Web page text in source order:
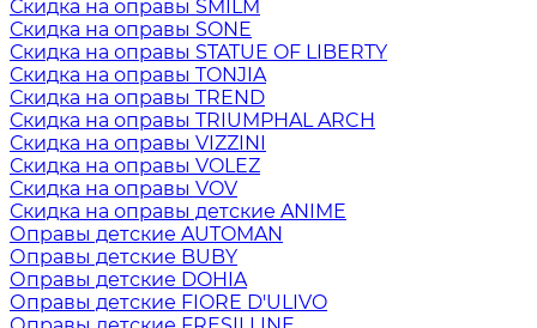
Скидка на оправы SMILM
Скидка на оправы SONE
Скидка на оправы STATUE OF LIBERTY
Скидка на оправы TONJIA
Скидка на оправы TREND
Скидка на оправы TRIUMPHAL ARCH
Скидка на оправы VIZZINI
Скидка на оправы VOLEZ
Скидка на оправы VOV
Скидка на оправы детские ANIME
Оправы детские AUTOMAN
Оправы детские BUBY
Оправы детские DOHIA
Оправы детские FIORE D'ULIVO